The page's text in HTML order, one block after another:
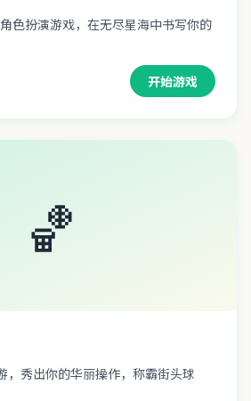
色扮演游戏，在无尽星海中书写你的
开始游戏
🏀
，秀出你的华丽操作，称霸街头球